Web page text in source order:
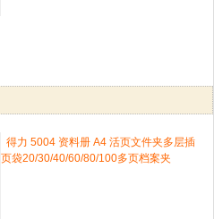
得力 5004 资料册 A4 活页文件夹多层插
页袋20/30/40/60/80/100多页档案夹